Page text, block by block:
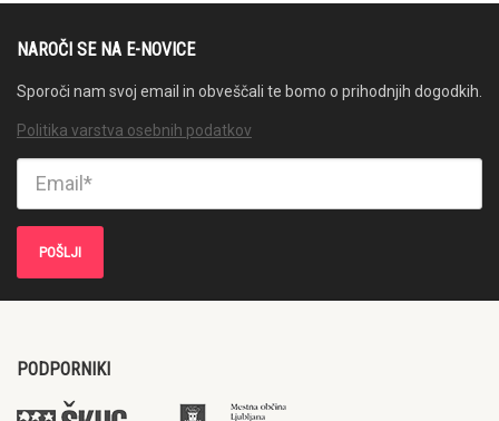
NAROČI SE NA E-NOVICE
Sporoči nam svoj email in obveščali te bomo o prihodnjih dogodkih.
Politika varstva osebnih podatkov
PODPORNIKI